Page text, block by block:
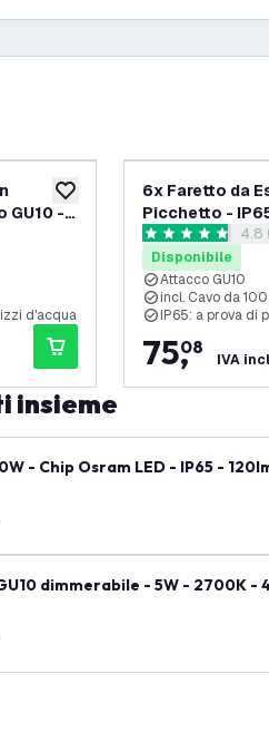
aggiungi alla lista desideri
GU10 -
recensioni
d'acqua
6x Faretto da
Picchetto -
Attacco GU10 -
Metri - Antracite
apri il
4.8 stelle di 4.8
Disponibile
Attacco GU10
incl. Cavo da
IP65: a prova di
75,
08
IVA
insieme
- Chip Osram LED - IP65 -
dimmerabile - 5W - 2700K -